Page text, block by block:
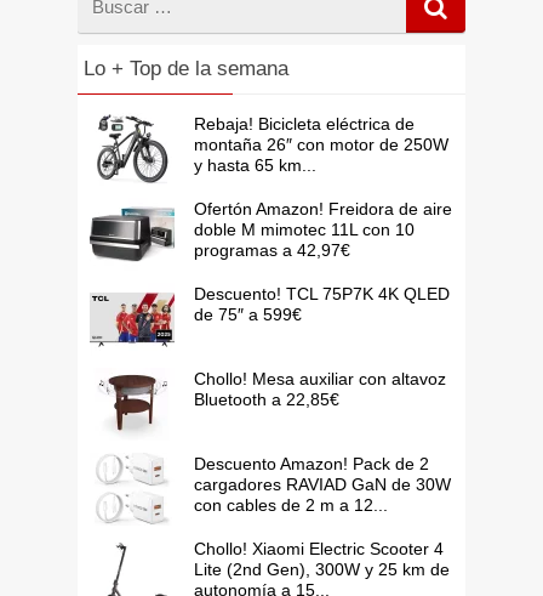
por
Lo + Top de la semana
Rebaja! Bicicleta eléctrica de
montaña 26″ con motor de 250W
y hasta 65 km...
Ofertón Amazon! Freidora de aire
doble M mimotec 11L con 10
programas a 42,97€
Descuento! TCL 75P7K 4K QLED
de 75″ a 599€
Chollo! Mesa auxiliar con altavoz
Bluetooth a 22,85€
Descuento Amazon! Pack de 2
cargadores RAVIAD GaN de 30W
con cables de 2 m a 12...
Chollo! Xiaomi Electric Scooter 4
Lite (2nd Gen), 300W y 25 km de
autonomía a 15...